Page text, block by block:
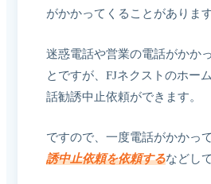
がかかってくることがあります
迷惑電話や営業の電話がかか
とですが、FJネクストのホー
話勧誘中止依頼ができます。
ですので、一度電話がかかっ
誘中止依頼を依頼するなどし